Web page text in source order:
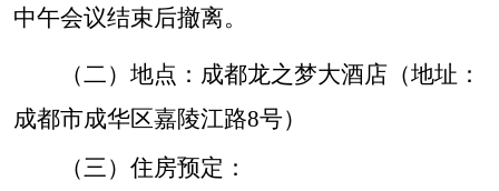
中午会议结束后撤离。
（二）地点：成都龙之梦大酒店（地址：
成都市成华区嘉陵江路8号）
（三）住房预定：